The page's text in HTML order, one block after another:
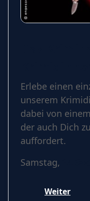
Carte
Erlebe einen
unserem
dabei von
der auch Dich
auffordert.
Samstag,
Weiter